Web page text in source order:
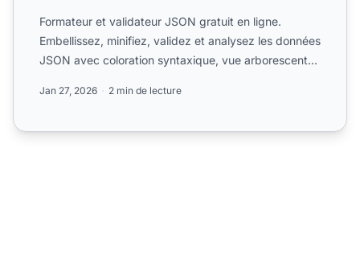
Formateur et validateur JSON gratuit en ligne.
Embellissez, minifiez, validez et analysez les données
JSON avec coloration syntaxique, vue arborescente
Jan 27, 2026 2 min de lecture